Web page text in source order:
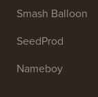
Smash Balloon
SeedProd
Nameboy